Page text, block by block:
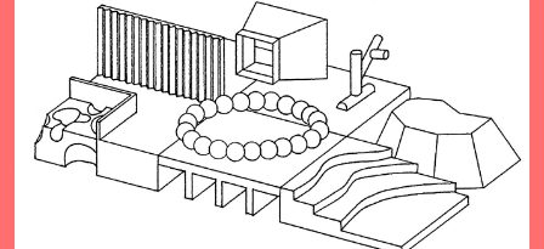
Emplois
Enseignement & conférences
Presse